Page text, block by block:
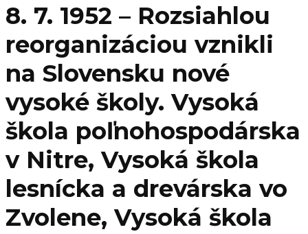
8. 7. 1952 – Rozsiahlou
reorganizáciou vznikli
na Slovensku nové
vysoké školy. Vysoká
škola poľnohospodárska
v Nitre, Vysoká škola
lesnícka a drevárska vo
Zvolene, Vysoká škola